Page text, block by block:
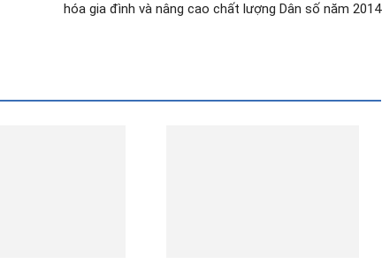
hóa gia đình và nâng cao chất lượng Dân số năm 2014